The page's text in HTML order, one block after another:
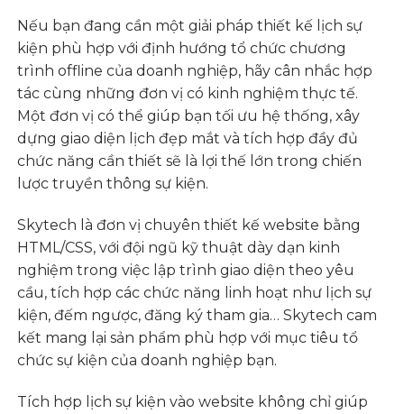
Nếu bạn đang cần một giải pháp thiết kế lịch sự
kiện phù hợp với định hướng tổ chức chương
trình offline của doanh nghiệp, hãy cân nhắc hợp
tác cùng những đơn vị có kinh nghiệm thực tế.
Một đơn vị có thể giúp bạn tối ưu hệ thống, xây
dựng giao diện lịch đẹp mắt và tích hợp đầy đủ
chức năng cần thiết sẽ là lợi thế lớn trong chiến
lược truyền thông sự kiện.
Skytech là đơn vị chuyên thiết kế website bằng
HTML/CSS, với đội ngũ kỹ thuật dày dạn kinh
nghiệm trong việc lập trình giao diện theo yêu
cầu, tích hợp các chức năng linh hoạt như lịch sự
kiện, đếm ngược, đăng ký tham gia… Skytech cam
kết mang lại sản phẩm phù hợp với mục tiêu tổ
chức sự kiện của doanh nghiệp bạn.
Tích hợp lịch sự kiện vào website không chỉ giúp